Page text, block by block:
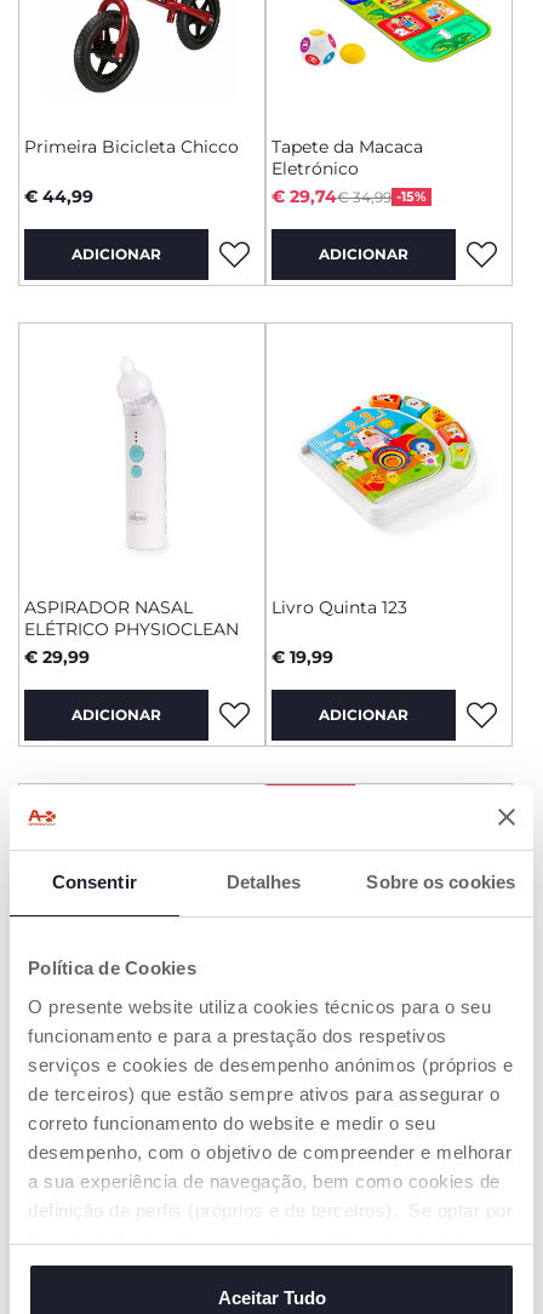
Consentir Detalhes Sobre os cookies
Política de Cookies
O presente website utiliza cookies técnicos para o seu
funcionamento e para a prestação dos respetivos
serviços e cookies de desempenho anónimos (próprios e
de terceiros) que estão sempre ativos para assegurar o
correto funcionamento do website e medir o seu
desempenho, com o objetivo de compreender e melhorar
a sua experiência de navegação, bem como cookies de
definição de perfis (próprios e de terceiros). Se optar por
“aceitar todos” está a consentir na utilização de todos os
cookies. Se quiser saber mais, alterar ou revogar o
consentimento de todos ou de alguns cookies, clique em
Aceitar Tudo
Primeira Bicicleta Chicco
€ 44,99
ADICIONAR
Tapete da Macaca
Eletrónico
Price reduced from
€ 34,99 -15%
to
€ 29,74
ADICIONAR
ASPIRADOR NASAL
ELÉTRICO PHYSIOCLEAN
€ 29,99
ADICIONAR
Livro Quinta 123
€ 19,99
ADICIONAR
Livro Casa das Formas
€ 19,99
ADICIONAR
Dispositivo ultrassons anti-
mosquitos clássico
€ 16,99
ADICIONAR